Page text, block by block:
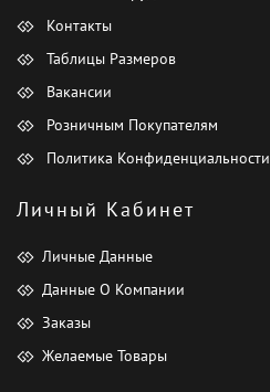
Контакты
Таблицы Размеров
Вакансии
Розничным Покупателям
Политика Конфиденциальности
Личный Кабинет
Личные Данные
Данные О Компании
Заказы
Желаемые Товары